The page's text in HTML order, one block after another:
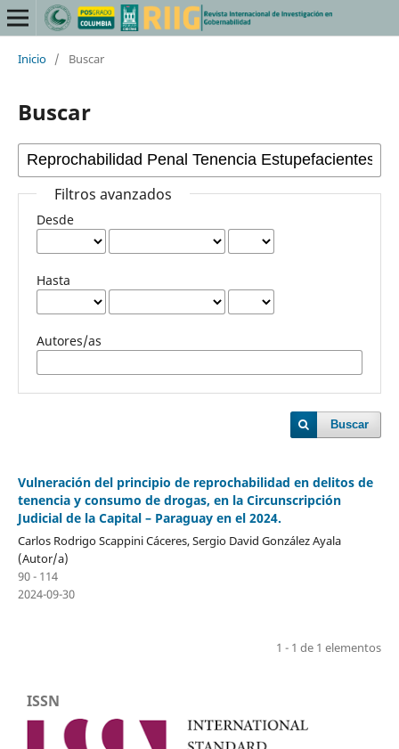
Inicio / Buscar
Buscar
Filtros avanzados
Desde
Hasta
Autores/as
Buscar
Vulneración del principio de reprochabilidad en delitos de
tenencia y consumo de drogas, en la Circunscripción
Judicial de la Capital – Paraguay en el 2024.
Carlos Rodrigo Scappini Cáceres, Sergio David González Ayala
(Autor/a)
90 - 114
2024-09-30
1 - 1 de 1 elementos
ISSN